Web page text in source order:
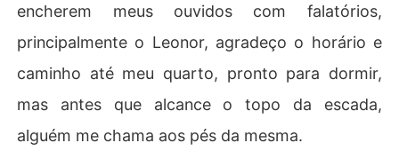
encherem meus ouvidos com falatórios,
principalmente o Leonor, agradeço o horário e
caminho até meu quarto, pronto para dormir,
mas antes que alcance o topo da escada,
alguém me chama aos pés da mesma.